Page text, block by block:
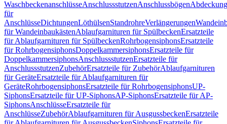
WaschbeckenanschlüsseAnschlussstutzenAnschlussbögen
für
AnschlüsseDichtungenLöthülsenStandrohreVerlängerungen
für WandeinbaukästenAblaufgarnituren für SpülbeckenErsatzteile
für Ablaufgarnituren für SpülbeckenRohrbogensiphonsErsatzteile
für RohrbogensiphonsDoppelkammersiphonsErsatzteile für
DoppelkammersiphonsAnschlussstutzenErsatzteile für
AnschlussstutzenZubehörErsatzteile für ZubehörAblaufgarnituren
für GeräteErsatzteile für Ablaufgarnituren für
GeräteRohrbogensiphonsErsatzteile für RohrbogensiphonsUP-
SiphonsErsatzteile für UP-SiphonsAP-SiphonsErsatzteile für AP-
SiphonsAnschlüsseErsatzteile für
AnschlüsseZubehörAblaufgarnituren für AusgussbeckenErsatzteile